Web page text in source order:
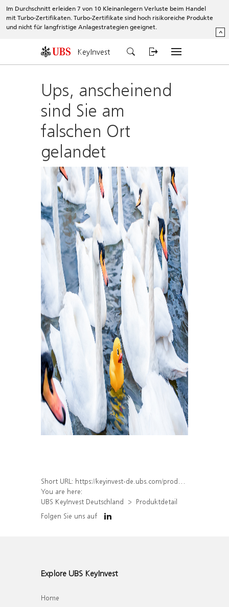
Im Durchschnitt erleiden 7 von 10 Kleinanlegern Verluste beim Handel
mit Turbo-Zertifikaten. Turbo-Zertifikate sind hoch risikoreiche Produkte
und nicht für langfristige Anlagestrategien geeignet.
^
KeyInvest
Ups, anscheinend
sind Sie am
falschen Ort
gelandet
Short URL: https://keyinvest-de.ubs.com/produkt/detail/index/isin/DE000WA62308
You are here:
UBS KeyInvest Deutschland
Produktdetail
Folgen Sie uns auf
Explore UBS KeyInvest
Home